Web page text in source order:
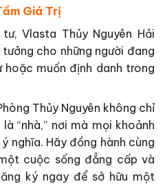
Giá Trị
Vlasta Thủy Nguyên Hải
cho những người đang
muốn định danh trong
Thủy Nguyên không chỉ
“nhà,” nơi mà mọi khoảnh
nghĩa. Hãy đồng hành cùng
cuộc sống đẳng cấp và
ký ngay để sở hữu một